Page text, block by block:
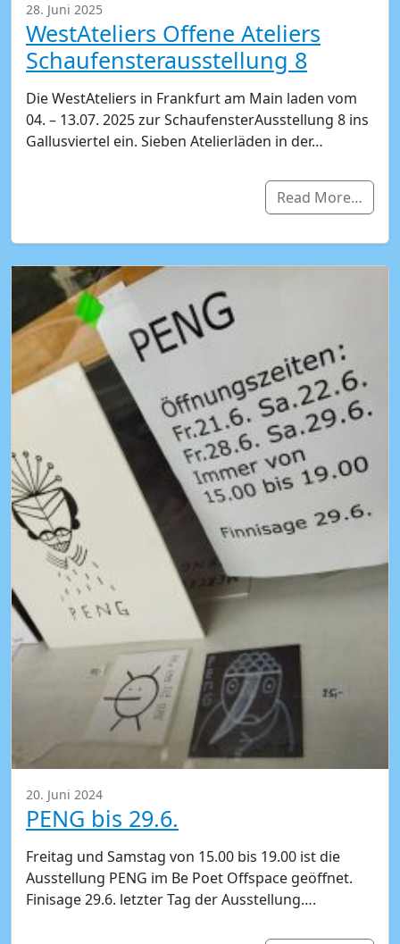
28. Juni 2025
WestAteliers Offene Ateliers
Schaufensterausstellung 8
Die WestAteliers in Frankfurt am Main laden vom
04. – 13.07. 2025 zur SchaufensterAusstellung 8 ins
Gallusviertel ein. Sieben Atelierläden in der…
Read More…
20. Juni 2024
PENG bis 29.6.
Freitag und Samstag von 15.00 bis 19.00 ist die
Ausstellung PENG im Be Poet Offspace geöffnet.
Finisage 29.6. letzter Tag der Ausstellung….